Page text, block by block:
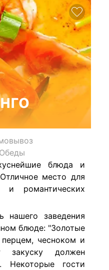
Обеды
блюда и
место для
романтических
нашего заведения
блюде: "Золотые
чесноком и
должен
Некоторые гости